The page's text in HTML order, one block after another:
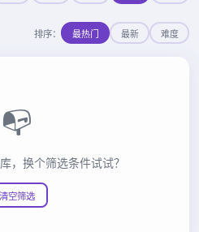
排序： 最热门 最新 难度
📭
，换个筛选条件试试？
清空筛选